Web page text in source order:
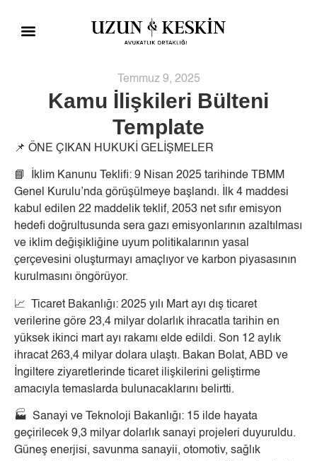
Temmuz 9, 2025
Kamu İlişkileri Bülteni
Template
📌 ÖNE ÇIKAN HUKUKİ GELİŞMELER
📘 İklim Kanunu Teklifi: 9 Nisan 2025 tarihinde TBMM
Genel Kurulu’nda görüşülmeye başlandı. İlk 4 maddesi
kabul edilen 22 maddelik teklif, 2053 net sıfır emisyon
hedefi doğrultusunda sera gazı emisyonlarının azaltılması
ve iklim değişikliğine uyum politikalarının yasal
çerçevesini oluşturmayı amaçlıyor ve karbon piyasasının
kurulmasını öngörüyor.
📈 Ticaret Bakanlığı: 2025 yılı Mart ayı dış ticaret
verilerine göre 23,4 milyar dolarlık ihracatla tarihin en
yüksek ikinci mart ayı rakamı elde edildi. Son 12 aylık
ihracat 263,4 milyar dolara ulaştı. Bakan Bolat, ABD ve
İngiltere ziyaretlerinde ticaret ilişkilerini geliştirme
amacıyla temaslarda bulunacaklarını belirtti.
🏭 Sanayi ve Teknoloji Bakanlığı: 15 ilde hayata
geçirilecek 9,3 milyar dolarlık sanayi projeleri duyuruldu.
Güneş enerjisi, savunma sanayii, otomotiv, sağlık